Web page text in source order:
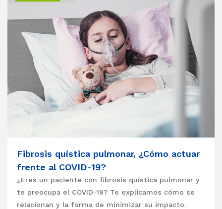
Fibrosis quística pulmonar, ¿Cómo actuar
frente al COVID-19?
¿Eres un paciente con fibrosis quística pulmonar y
te preocupa el COVID-19? Te explicamos cómo se
relacionan y la forma de minimizar su impacto.